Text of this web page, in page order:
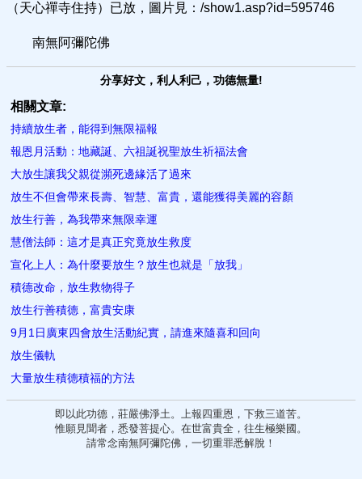
（天心禪寺住持）已放，圖片見：/show1.asp?id=595746
南無阿彌陀佛
分享好文，利人利己，功德無量!
相關文章:
持續放生者，能得到無限福報
報恩月活動：地藏誕、六祖誕祝聖放生祈福法會
大放生讓我父親從瀕死邊緣活了過來
放生不但會帶來長壽、智慧、富貴，還能獲得美麗的容顏
放生行善，為我帶來無限幸運
慧僧法師：這才是真正究竟放生救度
宣化上人：為什麼要放生？放生也就是「放我」
積德改命，放生救物得子
放生行善積德，富貴安康
9月1日廣東四會放生活動紀實，請進來隨喜和回向
放生儀軌
大量放生積德積福的方法
即以此功德，莊嚴佛淨土。上報四重恩，下救三道苦。
惟願見聞者，悉發菩提心。在世富貴全，往生極樂國。
請常念南無阿彌陀佛，一切重罪悉解脫！